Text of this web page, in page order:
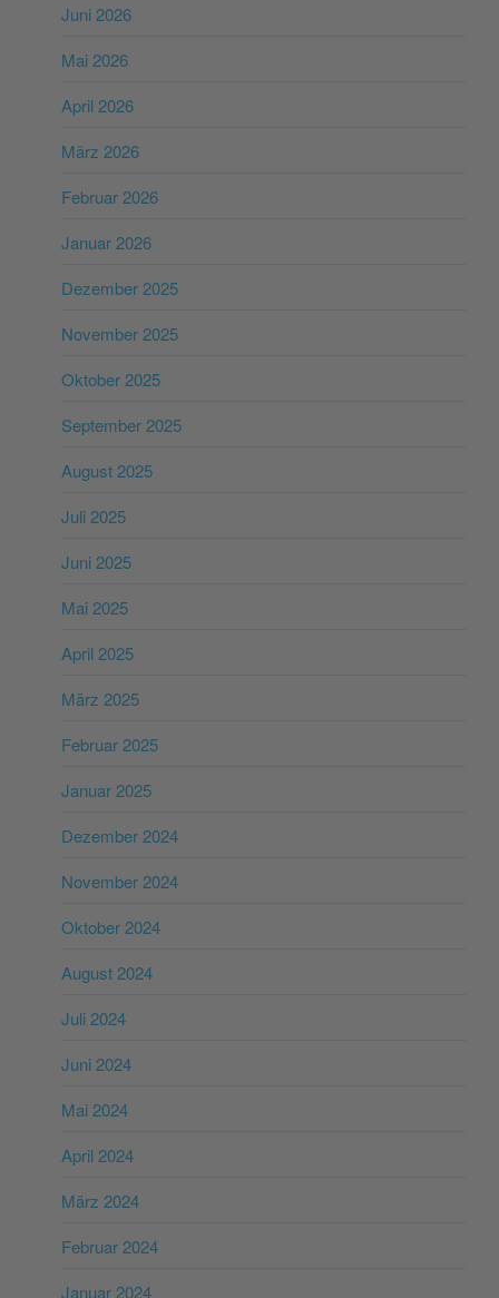
Juni 2026
Mai 2026
April 2026
März 2026
Februar 2026
Januar 2026
Dezember 2025
November 2025
Oktober 2025
September 2025
August 2025
Juli 2025
Juni 2025
Mai 2025
April 2025
März 2025
Februar 2025
Januar 2025
Dezember 2024
November 2024
Oktober 2024
August 2024
Juli 2024
Juni 2024
Mai 2024
April 2024
März 2024
Februar 2024
Januar 2024